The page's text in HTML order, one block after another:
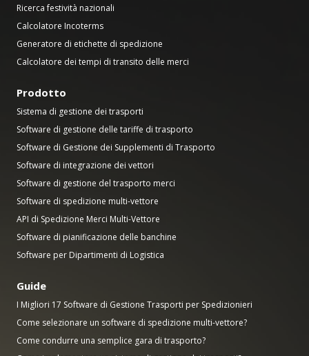
Ricerca festività nazionali
Calcolatore Incoterms
Generatore di etichette di spedizione
Calcolatore dei tempi di transito delle merci
Prodotto
Sistema di gestione dei trasporti
Software di gestione delle tariffe di trasporto
Software di Gestione dei Supplementi di Trasporto
Software di integrazione dei vettori
Software di gestione del trasporto merci
Software di spedizione multi-vettore
API di Spedizione Merci Multi-Vettore
Software di pianificazione delle banchine
Software per Dipartimenti di Logistica
Guide
I Migliori 17 Software di Gestione Trasporti per Spedizionieri
Come selezionare un software di spedizione multi-vettore?
Come condurre una semplice gara di trasporto?